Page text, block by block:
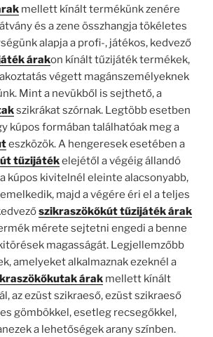
mellett kínált termékünk zenére
és a zene összhangja tökéletes
alapja a profi-, játékos, kedvező
árakon kínált tűzijáték termékek,
végett magánszemélyeknek
Mint a nevükből is sejthető, a
szikrákat szórnak. Legtöbb esetben
kúpos formában találhatóak meg a
eszközök. A hengeresek esetében a
tűzijátékelejétől a végéig állandó
kúpos kivitelnél eleinte alacsonyabb,
majd a végére éri el a teljes
szikraszökőkút tűzijáték árak
mérete sejtetni engedi a benne
magasságát. Legjellemzőbb
amelyeket alkalmaznak ezeknél a
árakmellett kínált
az ezüst szikraeső, ezüst szikraeső
gömbökkel, esetleg recsegőkkel,
a lehetőségek arany színben.